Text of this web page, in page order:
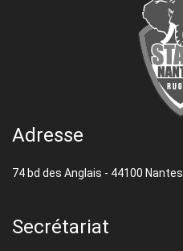
Adresse
74 bd des Anglais - 44100 Nantes
Secrétariat